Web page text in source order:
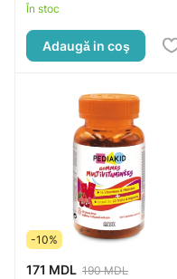
În stoc
Adaugă in coş
-10%
171 MDL 190 MDL